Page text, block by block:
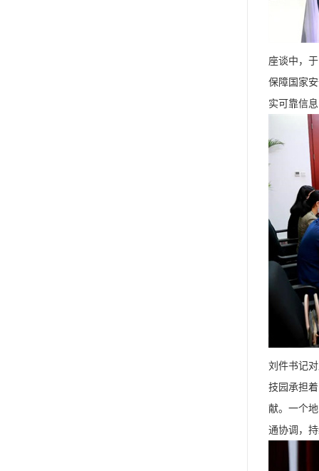
座谈中，
保障国家
实可靠信
刘件书记
技园承担
献。一个
通协调，